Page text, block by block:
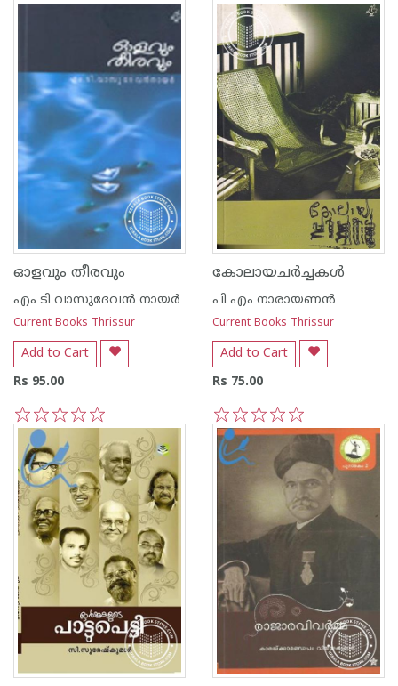
5
4
3
2
1 5
4
3
2
1
ഓളവും തീരവും
എം ടി വാസുദേവന്‍ നായര്‍
Current Books Thrissur
Add to Cart
Rs 95.00
5
4
3
2
1
കോലായചര്‍ച്ചകള്‍
പി എം നാരായണന്‍
Current Books Thrissur
Add to Cart
Rs 75.00
5
4
3
2
1